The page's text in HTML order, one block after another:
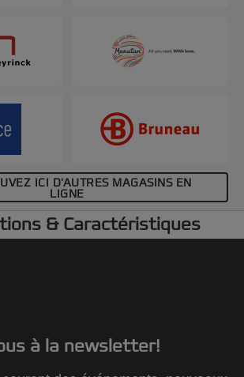
ICI D'AUTRES MAGASINS EN
LIGNE
& Caractéristiques
à la newsletter!